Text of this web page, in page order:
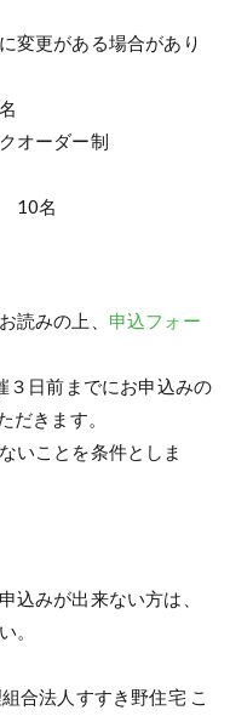
変更がある場合があり
オーダー制
10名
読みの上、 申込フォー
３日前までにお申込みの
だきます。
いことを条件としま
みが出来ない方は、
。
合法人すすき野住宅 こ